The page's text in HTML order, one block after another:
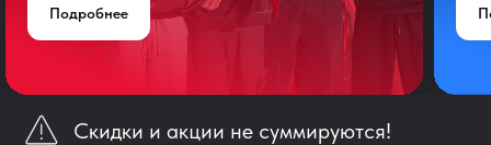
Подробнее
Скидки и акции не суммируются!